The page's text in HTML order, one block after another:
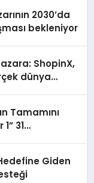
2030’da
bekleniyor
ShopinX,
dünya
Tamamını
31
Giden